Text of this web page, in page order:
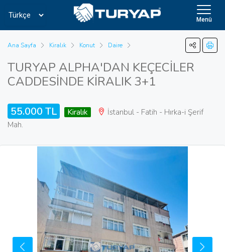
Menü
Ana Sayfa Kiralık Konut Daire
TURYAP ALPHA'DAN KEÇECİLER
CADDESİNDE KİRALIK 3+1
55.000 TL Kiralık
İstanbul - Fatih - Hırka-i Şerif
Mah.